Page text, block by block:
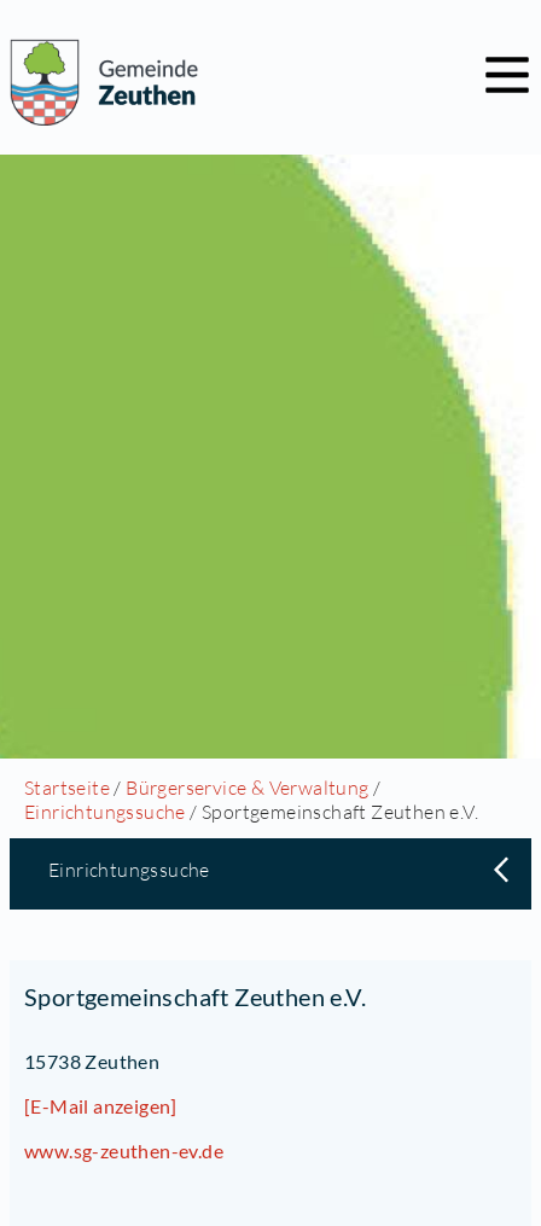
Startseite / Bürgerservice & Verwaltung /
Einrichtungssuche / Sportgemeinschaft Zeuthen e.V.
Einrichtungssuche
Sportgemeinschaft Zeuthen e.V.
15738 Zeuthen
[E-Mail anzeigen]
www.sg-zeuthen-ev.de